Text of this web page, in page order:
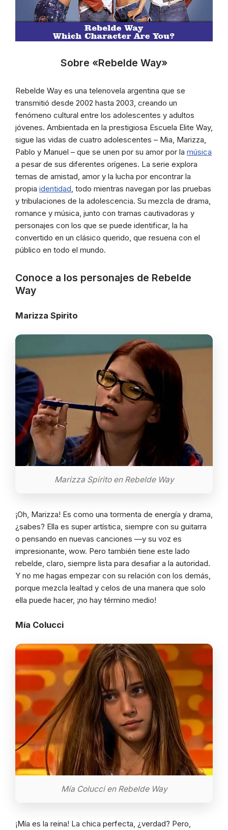
Sobre «Rebelde Way»
Rebelde Way es una telenovela argentina que se
transmitió desde 2002 hasta 2003, creando un
fenómeno cultural entre los adolescentes y adultos
jóvenes. Ambientada en la prestigiosa Escuela Elite Way,
sigue las vidas de cuatro adolescentes – Mia, Marizza,
Pablo y Manuel – que se unen por su amor por la música
a pesar de sus diferentes orígenes. La serie explora
temas de amistad, amor y la lucha por encontrar la
propia identidad , todo mientras navegan por las pruebas
y tribulaciones de la adolescencia. Su mezcla de drama,
romance y música, junto con tramas cautivadoras y
personajes con los que se puede identificar, la ha
convertido en un clásico querido, que resuena con el
público en todo el mundo.
Conoce a los personajes de Rebelde
Way
Marizza Spirito
Marizza Spirito en Rebelde Way
¡Oh, Marizza! Es como una tormenta de energía y drama,
¿sabes? Ella es super artística, siempre con su guitarra
o pensando en nuevas canciones —y su voz es
impresionante, wow. Pero también tiene este lado
rebelde, claro, siempre lista para desafiar a la autoridad.
Y no me hagas empezar con su relación con los demás,
porque mezcla lealtad y celos de una manera que solo
ella puede hacer, ¡no hay término medio!
Mía Colucci
Mía Colucci en Rebelde Way
¡Mía es la reina! La chica perfecta, ¿verdad? Pero,